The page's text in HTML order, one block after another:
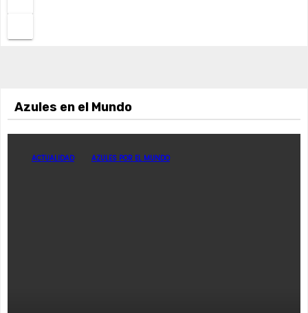
Azules en el Mundo
ACTUALIDAD AZULES POR EL MUNDO